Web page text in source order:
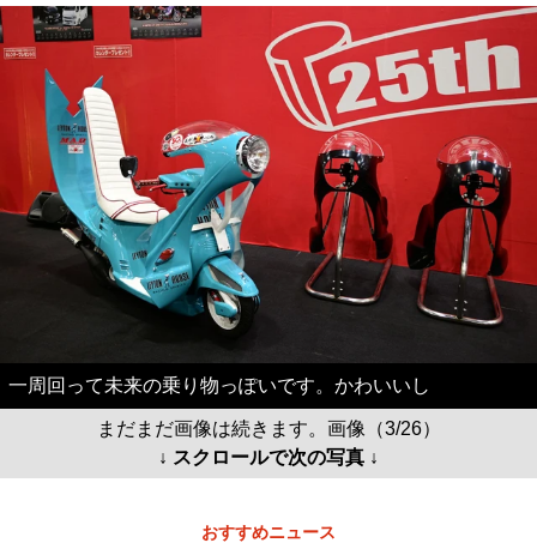
一周回って未来の乗り物っぽいです。かわいいし
まだまだ画像は続きます。画像（3/26）
↓ スクロールで次の写真 ↓
おすすめニュース